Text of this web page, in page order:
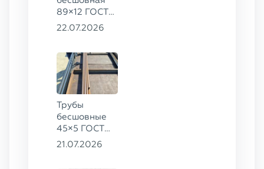
89×12 ГОСТ
8732-78, ст.
22.07.2026
Трубы
бесшовные
45×5 ГОСТ
8734-75, ст.
21.07.2026